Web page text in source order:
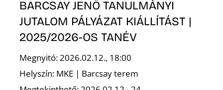
BARCSAY JENŐ TANULMÁNYI
JUTALOM PÁLYÁZAT KIÁLLÍTÁST |
2025/2026-OS TANÉV
Megnyitó: 2026.02.12., 18:00
Helyszín: MKE | Barcsay terem